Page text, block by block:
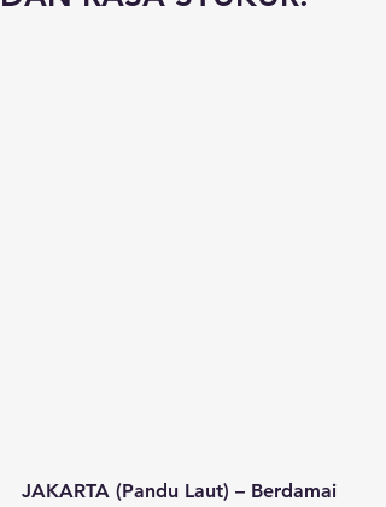
JAKARTA (Pandu Laut) – Berdamai